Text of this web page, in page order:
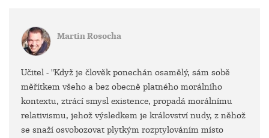
Martin Rosocha
Učitel - "Když je člověk ponechán osamělý, sám sobě
měřítkem všeho a bez obecně platného morálního
kontextu, ztrácí smysl existence, propadá morálnímu
relativismu, jehož výsledkem je království nudy, z něhož
se snaží osvobozovat plytkým rozptylováním místo